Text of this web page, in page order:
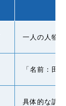
一人の人物
「名前：田
具体的な訴